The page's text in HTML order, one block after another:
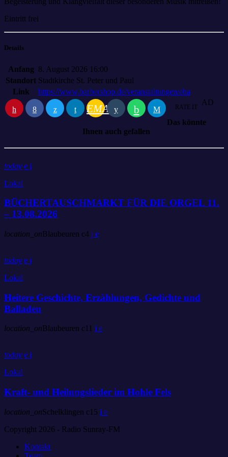
Eintritt frei
Details
Anfang 8. August 2026 16:00
Standort Stadtkirche St. Peter und Paul
Link
https://www.barbershop.de/veranstaltungen/eha
EMAIL RATE IT
AD
Das könnte
Ihnen auch gefallen
today
Lokal
BÜCHERTAUSCHMARKT FÜR DIE ORGEL 11.
– 13.08.2026
location_onBlaubeuren 4
today
Lokal
Heitere Geschichte, Erzählungen, Gedichte und
Balladen
location_on Blaubeuren 11
today
Lokal
Kraft- und Heilungslieder im Hohle Fels
location_onSchelklingen
15
Copyright 2026 - Radio Sunray-FM
Kontakt